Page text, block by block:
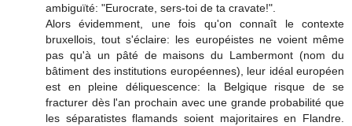
ambiguïté: "Eurocrate, sers-toi de ta cravate!".
Alors évidemment, une fois qu'on connaît le contexte
bruxellois, tout s'éclaire: les européistes ne voient même
pas qu'à un pâté de maisons du Lambermont (nom du
bâtiment des institutions européennes), leur idéal européen
est en pleine déliquescence: la Belgique risque de se
fracturer dès l'an prochain avec une grande probabilité que
les séparatistes flamands soient majoritaires en Flandre.